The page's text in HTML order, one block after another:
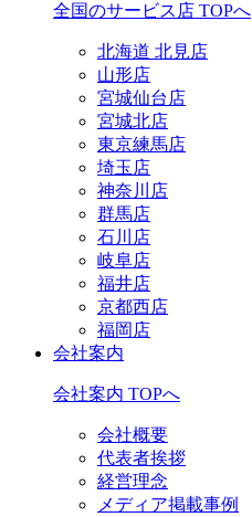
全国のサービス店 TOPへ
北海道 北見店
山形店
宮城仙台店
宮城北店
東京練馬店
埼玉店
神奈川店
群馬店
石川店
岐阜店
福井店
京都西店
福岡店
会社案内
会社案内 TOPへ
会社概要
代表者挨拶
経営理念
メディア掲載事例